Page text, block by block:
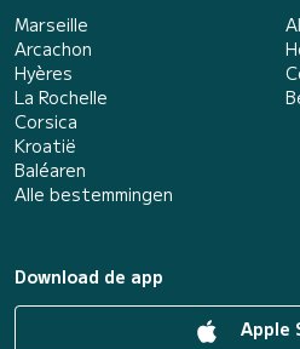
Marseille
Arcachon
Hyères
La Rochelle
Corsica
Kroatië
Baléaren
Alle bestemmingen
Download de app
Apple